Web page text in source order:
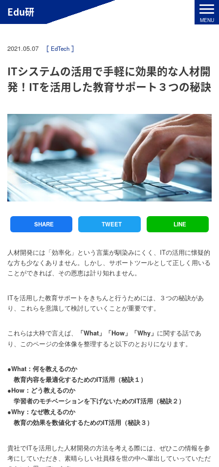
Edu研
2021.05.07 EdTech
ITシステムの活用で手軽に効果的な人材開
発！ITを活用した教育サポート３つの秘訣
SHARE TWEET LINE
人材開発には「効率化」という言葉が馴染みにくく、ITの活用に懐疑的
な方も少なくありません。しかし、サポートツールとして正しく用いる
ことができれば、その恩恵は計り知れません。
ITを活用した教育サポートをきちんと行うためには、３つの秘訣があ
り、これらを意識して検討していくことが重要です。
これらは大枠で言えば、 「What」「How」「Why」 に関する話であ
り、このページの全体像を整理すると以下のとおりになります。
●What：何を教えるのか
教育内容を最適化するためのIT活用（秘訣１）
●How：どう教えるのか
学習者のモチベーションを下げないためのIT活用（秘訣２）
●Why：なぜ教えるのか
教育の効果を数値化するためのIT活用（秘訣３）
貴社でITを活用した人材開発の方法を考える際には、ぜひこの情報を参
考にしていただき、素晴らしい社員様を世の中へ輩出していっていただ